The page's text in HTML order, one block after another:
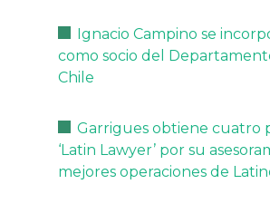
Ignacio Campino se
como socio del
Chile
Garrigues obtiene cuatro
‘Latin Lawyer’ por su
mejores operaciones de